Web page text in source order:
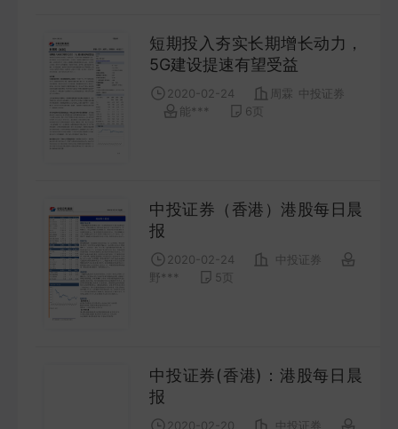
短期投入夯实长期增长动力，
5G建设提速有望受益
2020-02-24 周霖 中投证券
能***
6 页
中投证券（香港）港股每日晨
报
2020-02-24
中投证券
野***
5 页
中投证券(香港)：港股每日晨
报
2020-02-20 中投证券